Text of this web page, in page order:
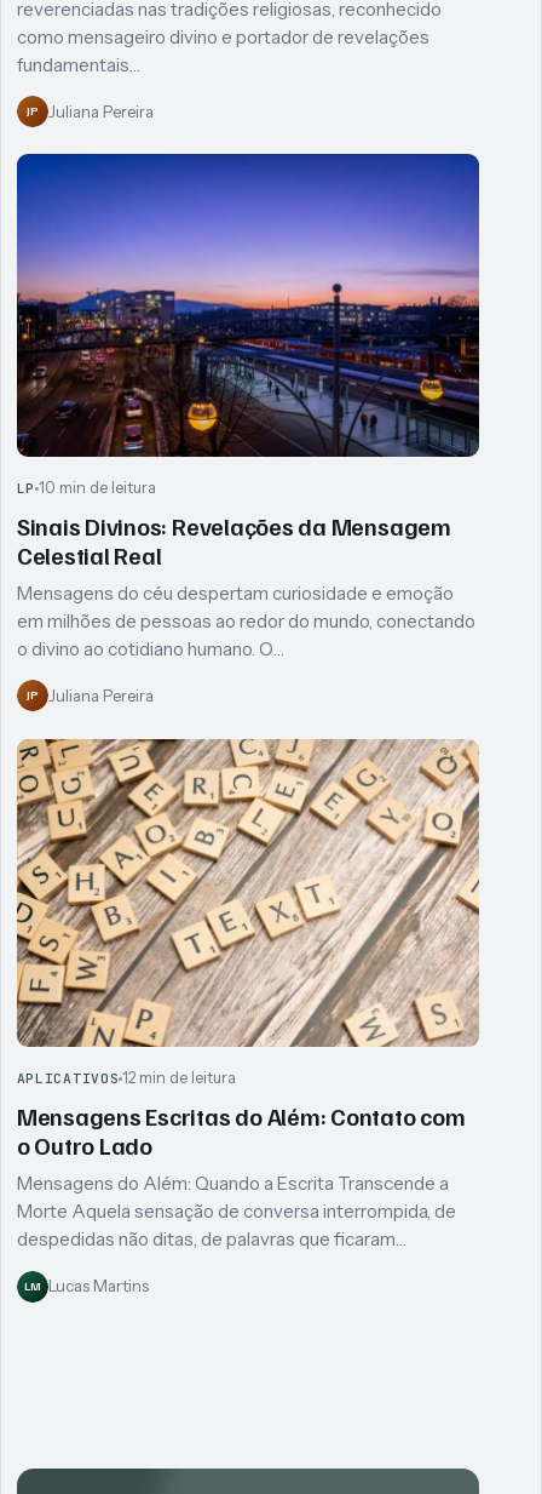
reverenciadas nas tradições religiosas, reconhecido
como mensageiro divino e portador de revelações
fundamentais…
JP Juliana Pereira
LP 10 min de leitura
Sinais Divinos: Revelações da Mensagem
Celestial Real
Mensagens do céu despertam curiosidade e emoção
em milhões de pessoas ao redor do mundo, conectando
o divino ao cotidiano humano. O…
JP Juliana Pereira
APLICATIVOS 12 min de leitura
Mensagens Escritas do Além: Contato com
o Outro Lado
Mensagens do Além: Quando a Escrita Transcende a
Morte Aquela sensação de conversa interrompida, de
despedidas não ditas, de palavras que ficaram…
LM Lucas Martins